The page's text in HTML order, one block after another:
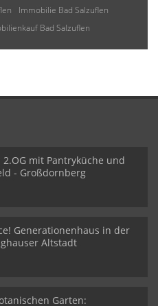
Immobilie Bad Salzuflen
Bad Salzuflen
mit Pantryküche und
- Großdornberg
Generationenhaus in der
Altstadt
Garten: